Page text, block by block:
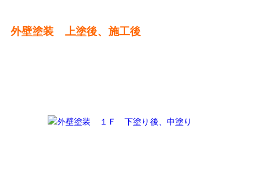
外壁塗装 上塗後、施工後